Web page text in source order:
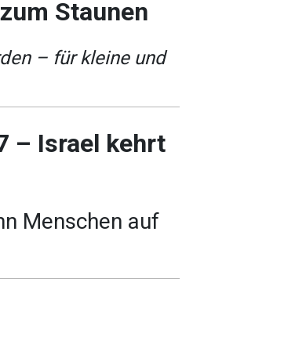
Staunen
– für kleine und
– Israel kehrt
Menschen auf